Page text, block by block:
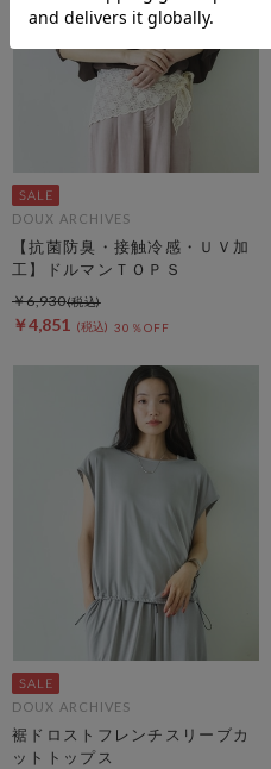
DOUX ARCHIVES
【抗菌防臭・接触冷感・ＵＶ加
工】ドルマンＴＯＰＳ
￥4,851 30％OFF
￥6,930
DOUX ARCHIVES
裾ドロストフレンチスリーブカ
ットトップス